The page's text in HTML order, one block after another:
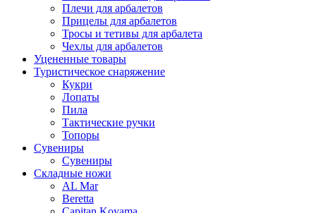
Плечи для арбалетов
Прицелы для арбалетов
Тросы и тетивы для арбалета
Чехлы для арбалетов
Уцененные товары
Туристическое снаряжение
Кукри
Лопаты
Пила
Тактические ручки
Топоры
Сувениры
Сувениры
Складные ножи
AL Mar
Beretta